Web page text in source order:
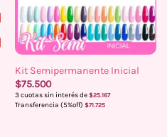
Kit Semipermanente Inicial
$75.500
3 cuotas sin interés de $25.167
Transferencia (5%off) $71.725